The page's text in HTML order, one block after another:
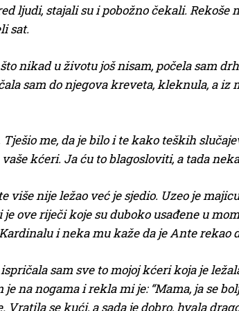
ljudi, stajali su i pobožno čekali.
sat.
nikad u životu još nisam, počela sam
sam do njegova kreveta, kleknula, a iz
me, da je bilo i te kako teških
kćeri. Ja ću to blagosloviti, a tada
više nije ležao već je sjedio. Uzeo je
ove riječi koje su duboko usađene u
i neka mu kaže da je Ante rekao
sam sve to mojoj kćeri koja je
na nogama i rekla mi je: “Mama, ja se
se kući, a sada je dobro, hvala